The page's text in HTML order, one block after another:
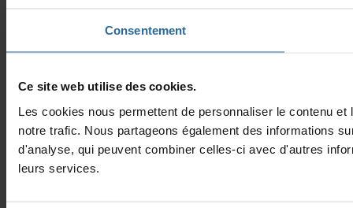
Consentement
Cesitewebutilisedescookies.
d'analyse,quipeuventcombinercelles-
leursservices.